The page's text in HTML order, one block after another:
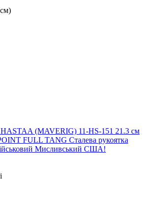
(MAVERIG) 11-HS-151 21.3 см
FULL TANG Сталева рукоятка
Мисливський США!